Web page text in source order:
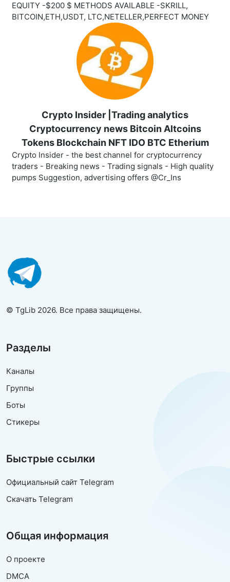
EQUITY -$200 $ METHODS AVAILABLE -SKRILL,
BITCOIN,ETH,USDT, LTC,NETELLER,PERFECT MONEY
Crypto Insider |Trading analytics
Cryptocurrency news Bitcoin Altcoins
Tokens Blockchain NFT IDO BTC Etherium
Crypto Insider - the best channel for cryptocurrency
traders - Breaking news - Trading signals - High quality
pumps Suggestion, advertising offers @Cr_Ins
© TgLib 2026. Все права защищены.
Разделы
Каналы
Группы
Боты
Стикеры
Быстрые ссылки
Официальный сайт Telegram
Скачать Telegram
Общая информация
О проекте
DMCA